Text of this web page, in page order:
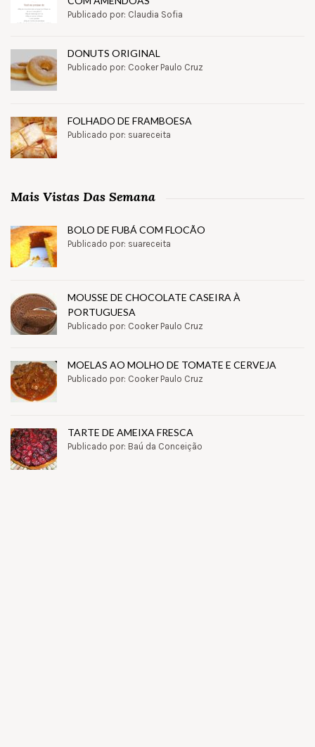
Publicado por: Claudia Sofia
DONUTS ORIGINAL
Publicado por: Cooker Paulo Cruz
FOLHADO DE FRAMBOESA
Publicado por: suareceita
Mais Vistas Das Semana
BOLO DE FUBÁ COM FLOCÃO
Publicado por: suareceita
MOUSSE DE CHOCOLATE CASEIRA À
PORTUGUESA
Publicado por: Cooker Paulo Cruz
MOELAS AO MOLHO DE TOMATE E CERVEJA
Publicado por: Cooker Paulo Cruz
TARTE DE AMEIXA FRESCA
Publicado por: Baú da Conceição